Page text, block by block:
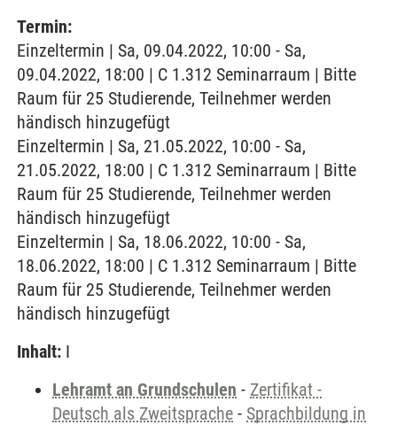
Termin:
Einzeltermin | Sa, 09.04.2022, 10:00 - Sa,
09.04.2022, 18:00 | C 1.312 Seminarraum | Bitte
Raum für 25 Studierende, Teilnehmer werden
händisch hinzugefügt
Einzeltermin | Sa, 21.05.2022, 10:00 - Sa,
21.05.2022, 18:00 | C 1.312 Seminarraum | Bitte
Raum für 25 Studierende, Teilnehmer werden
händisch hinzugefügt
Einzeltermin | Sa, 18.06.2022, 10:00 - Sa,
18.06.2022, 18:00 | C 1.312 Seminarraum | Bitte
Raum für 25 Studierende, Teilnehmer werden
händisch hinzugefügt
Inhalt: I
Lehramt an Grundschulen - Zertifikat -
Deutsch als Zweitsprache - Sprachbildung in